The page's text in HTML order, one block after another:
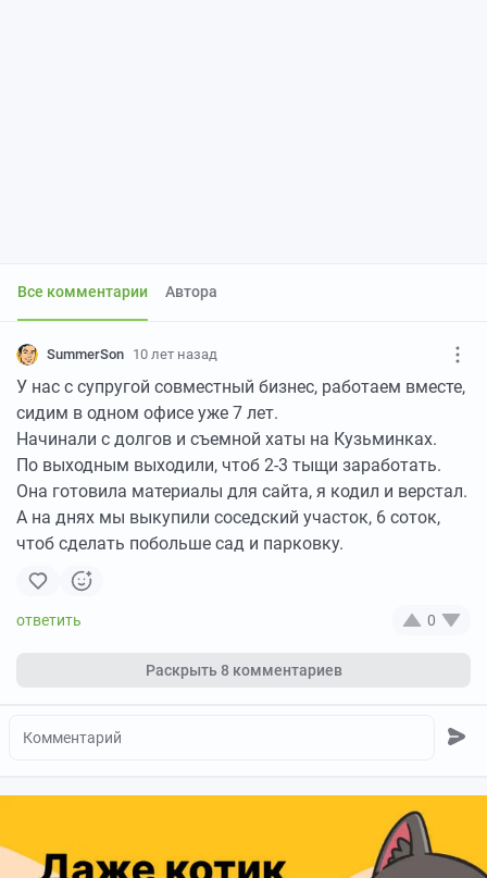
Все комментарии Автора
SummerSon 10 лет назад
У нас с супругой совместный бизнес, работаем вместе,
сидим в одном офисе уже 7 лет.
Начинали с долгов и съемной хаты на Кузьминках.
По выходным выходили, чтоб 2-3 тыщи заработать.
Она готовила материалы для сайта, я кодил и верстал.
А на днях мы выкупили соседский участок, 6 соток,
чтоб сделать побольше сад и парковку.
0
Раскрыть8 комментариев